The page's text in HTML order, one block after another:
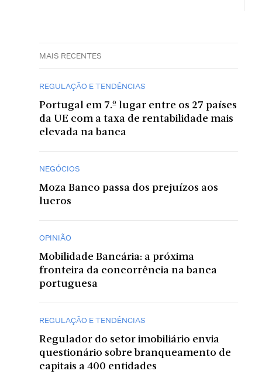
MAIS RECENTES
REGULAÇÃO E TENDÊNCIAS
Portugal em 7.º lugar entre os 27 países
da UE com a taxa de rentabilidade mais
elevada na banca
NEGÓCIOS
Moza Banco passa dos prejuízos aos
lucros
OPINIÃO
Mobilidade Bancária: a próxima
fronteira da concorrência na banca
portuguesa
REGULAÇÃO E TENDÊNCIAS
Regulador do setor imobiliário envia
questionário sobre branqueamento de
capitais a 400 entidades